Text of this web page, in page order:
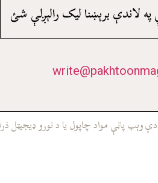
په لاندې برېښنا ليک رالېږلې شئ
پاڼې مواد چاپول يا د نورو ډيجيټل